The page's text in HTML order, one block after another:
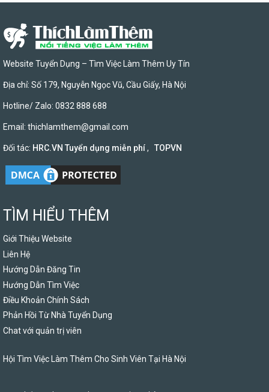
Website Tuyển Dụng – Tìm Việc Làm Thêm Uy Tín
Địa chỉ: Số 179, Nguyễn Ngọc Vũ, Cầu Giấy, Hà Nội
Hotline/ Zalo: 0832 888 688
Email: thichlamthem@gmail.com
Đối tác: HRC.VN Tuyển dụng miễn phí, TOPVN
TÌM HIỂU THÊM
Giới Thiệu Website
Liên Hệ
Hướng Dẫn Đăng Tin
Hướng Dẫn Tìm Việc
Điều Khoản Chính Sách
Phản Hồi Từ Nhà Tuyển Dụng
Chat với quản trị viên
Hội Tìm Việc Làm Thêm Cho Sinh Viên Tại Hà Nội